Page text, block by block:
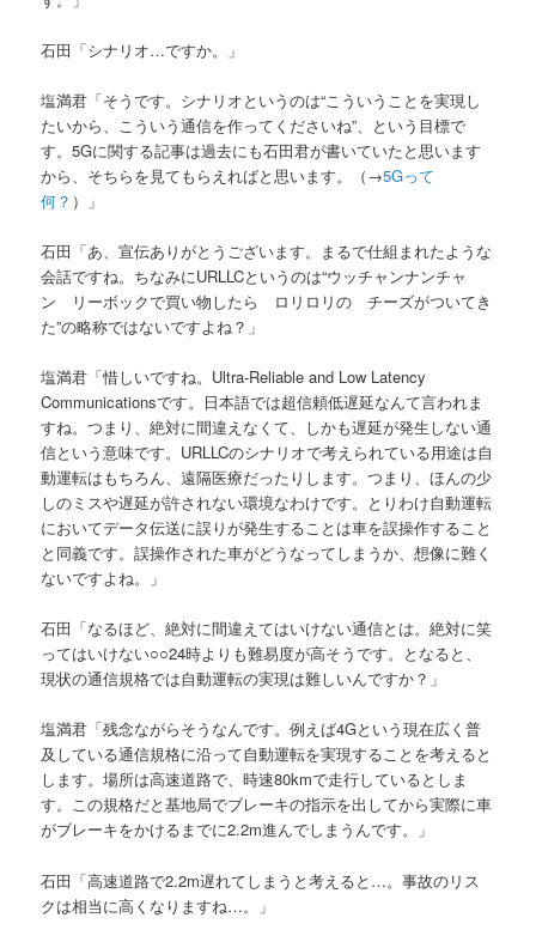
石田「シナリオ…ですか。」
塩満君「そうです。シナリオというのは“こういうことを実現し
たいから、こういう通信を作ってくださいね”、という目標で
す。5Gに関する記事は過去にも石田君が書いていたと思います
から、そちらを見てもらえればと思います。（→5Gって
何？ ）」
石田「あ、宣伝ありがとうございます。まるで仕組まれたような
会話ですね。ちなみにURLLCというのは“ウッチャンナンチャ
ン リーボックで買い物したら ロリロリの チーズがついてき
た”の略称ではないですよね？」
塩満君「惜しいですね。Ultra-Reliable and Low Latency
Communicationsです。日本語では超信頼低遅延なんて言われま
すね。つまり、絶対に間違えなくて、しかも遅延が発生しない通
信という意味です。URLLCのシナリオで考えられている用途は自
動運転はもちろん、遠隔医療だったりします。つまり、ほんの少
しのミスや遅延が許されない環境なわけです。とりわけ自動運転
においてデータ伝送に誤りが発生することは車を誤操作すること
と同義です。誤操作された車がどうなってしまうか、想像に難く
ないですよね。」
石田「なるほど、絶対に間違えてはいけない通信とは。絶対に笑
ってはいけない○○24時よりも難易度が高そうです。となると、
現状の通信規格では自動運転の実現は難しいんですか？」
塩満君「残念ながらそうなんです。例えば4Gという現在広く普
及している通信規格に沿って自動運転を実現することを考えると
します。場所は高速道路で、時速80kmで走行しているとしま
す。この規格だと基地局でブレーキの指示を出してから実際に車
がブレーキをかけるまでに2.2m進んでしまうんです。」
石田「高速道路で2.2m遅れてしまうと考えると…。事故のリス
クは相当に高くなりますね…。」